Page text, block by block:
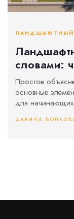
словами:
Простое
основные
для
ДАРИНА